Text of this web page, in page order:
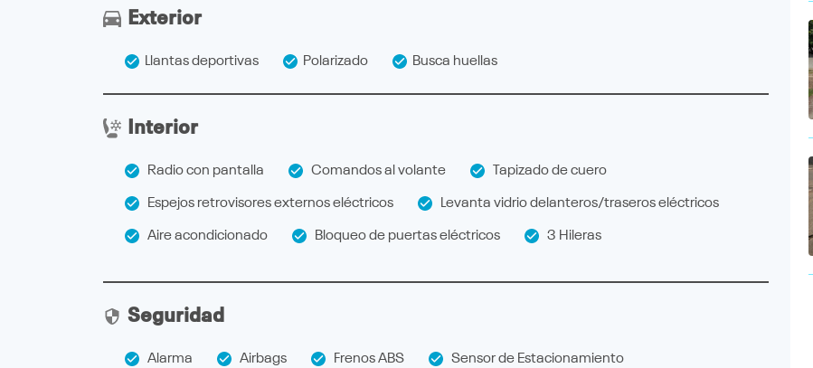
Exterior
Llantas deportivas Polarizado Busca huellas
Interior
Radio con pantalla Comandos al volante Tapizado de cuero
Espejos retrovisores externos eléctricos Levanta vidrio delanteros/traseros eléctricos
Aire acondicionado Bloqueo de puertas eléctricos 3 Hileras
Seguridad
Alarma Airbags Frenos ABS Sensor de Estacionamiento